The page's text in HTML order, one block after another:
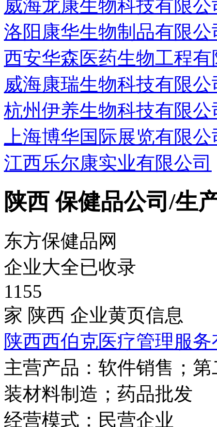
威海龙康生物科技有限公
洛阳康华生物制品有限公
西安华森医药生物工程有
威海康瑞生物科技有限公
杭州伊养生物科技有限公
上海博华国际展览有限公
江西乐尔康实业有限公司
陕西 保健品公司/生
东方保健品网
企业大全已收录
1155
家 陕西 企业黄页信息
陕西西伯克医疗管理服
主营产品： 软件销售；
装材料制造；药品批发
经营模式： 民营企业